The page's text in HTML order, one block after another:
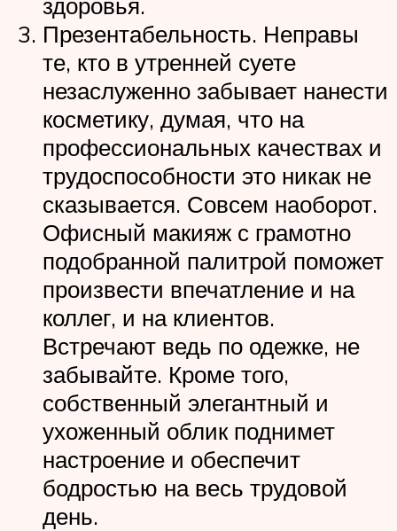
Презентабельность. Неправы
те, кто в утренней суете
незаслуженно забывает нанести
косметику, думая, что на
профессиональных качествах и
трудоспособности это никак не
сказывается. Совсем наоборот.
Офисный макияж с грамотно
подобранной палитрой поможет
произвести впечатление и на
коллег, и на клиентов.
Встречают ведь по одежке, не
забывайте. Кроме того,
собственный элегантный и
ухоженный облик поднимет
настроение и обеспечит
бодростью на весь трудовой
день.